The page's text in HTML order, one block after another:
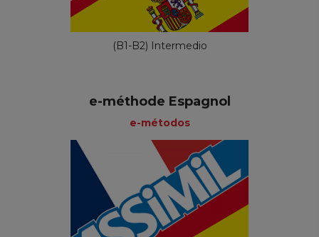
(B1-B2) Intermedio
e-méthode Espagnol
e-métodos